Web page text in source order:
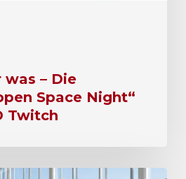
was – Die
Space Night“
Twitch